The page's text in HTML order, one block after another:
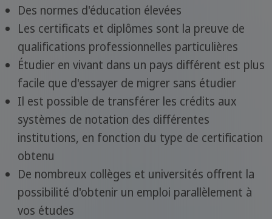
Des normes d'éducation élevées
Les certificats et diplômes sont la preuve de
qualifications professionnelles particulières
Étudier en vivant dans un pays différent est plus
facile que d'essayer de migrer sans étudier
Il est possible de transférer les crédits aux
systèmes de notation des différentes
institutions, en fonction du type de certification
obtenu
De nombreux collèges et universités offrent la
possibilité d'obtenir un emploi parallèlement à
vos études